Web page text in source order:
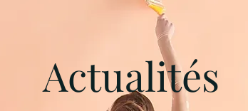
Actualités